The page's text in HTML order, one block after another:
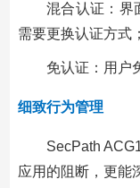
混合认证：界
需要更换认证方式；
免认证：用户
细致行为管理
SecPath
应用的阻断，更能